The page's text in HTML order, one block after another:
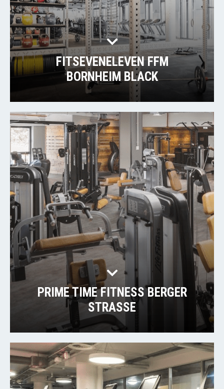
FITSEVENELEVEN FFM
BORNHEIM BLACK
PRIME TIME FITNESS BERGER
STRASSE